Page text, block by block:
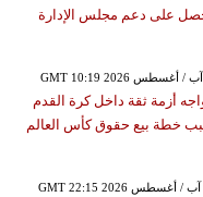
على دعم مجلس الإدارة
أزمة ثقة داخل كرة القدم
خطة بيع حقوق كأس العالم